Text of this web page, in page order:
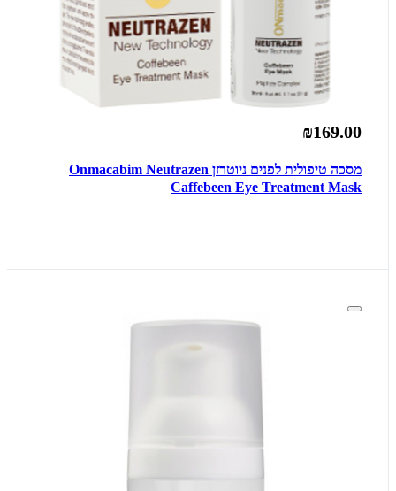
₪169.00
מסכה טיפולית לפנים ניוטרזן Onmacabim Neutrazen
Caffebeen Eye Treatment Mask